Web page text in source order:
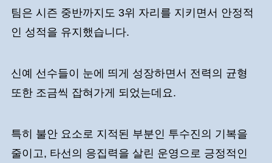
팀은 시즌 중반까지도 3위 자리를 지키면서 안정적
인 성적을 유지했습니다.
신예 선수들이 눈에 띄게 성장하면서 전력의 균형
또한 조금씩 잡혀가게 되었는데요.
특히 불안 요소로 지적된 부분인 투수진의 기복을
줄이고, 타선의 응집력을 살린 운영으로 긍정적인